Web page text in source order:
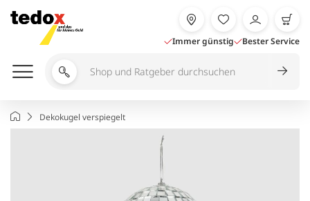
Inhalt
springen
Immer günstig Bester Service
Shop
durchsuchen
StartseiteDekokugel verspiegelt